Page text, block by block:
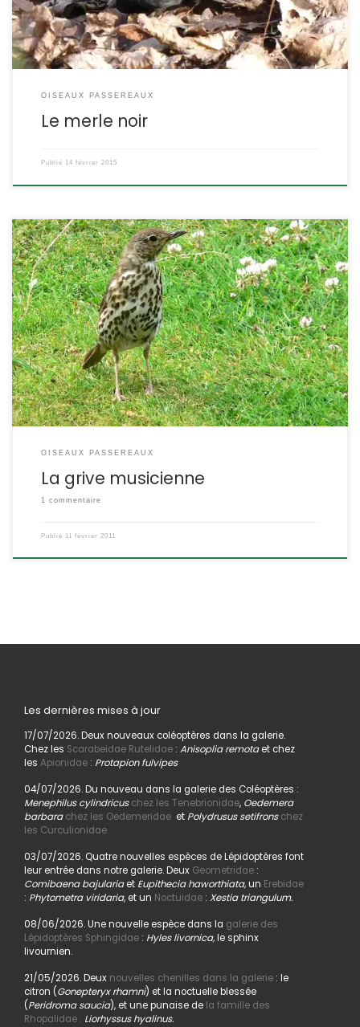
OISEAUX PASSEREAUX
Le merle noir
Publié 14 février 2015
C’est une habituée des jardins, assez discrète lorsqu’elle cherche
de la nourriture au sol, mais qu’on ne peut ignorer lorsqu’elle
chante bien en vue au sommet des maisons ou des arbres.
Turdus philomelos POSITION SYSTÉMATIQUE : Vertébré Oiseau
Passereau Famille des Turdidae ETYMOLOGIE : Turdus = grive et
philomelos = qui aime la musique […]
OISEAUX PASSEREAUX
La grive musicienne
1 commentaire
Publié 11 février 2011
Les dernières mises à jour
17/07/2026. Deux nouveaux coléoptères dans la galerie.
Chez les Scarabeidae Rutelidae: Anisoplia remotaet chez
les Apionidae: Protapion fulvipes
04/07/2026. Du nouveau dans la galerie des Coléoptères :
Menephilus cylindricus chez les Tenebrionidae,Oedemera
barbara chez les Oedemeridaeet Polydrusus setifrons chez
les Curculionidae.
03/07/2026. Quatre nouvelles espèces de Lépidoptères font
leur entrée dans notre galerie. Deux Geometridae:
Comibaena bajulariaet Eupithecia haworthiata,un Erebidae
: Phytometra viridaria, et un Noctuidae: Xestia triangulum.
08/06/2026. Une nouvelle espèce dans la galerie des
Lépidoptères Sphingidae: Hyles livornica,le sphinx
livournien.
21/05/2026. Deux nouvelles chenilles dans la galerie : le
citron (Gonepteryx rhamni) et la noctuelle blessée
(Peridroma saucia), et une punaise dela famille des
Rhopalidae : Liorhyssus hyalinus.